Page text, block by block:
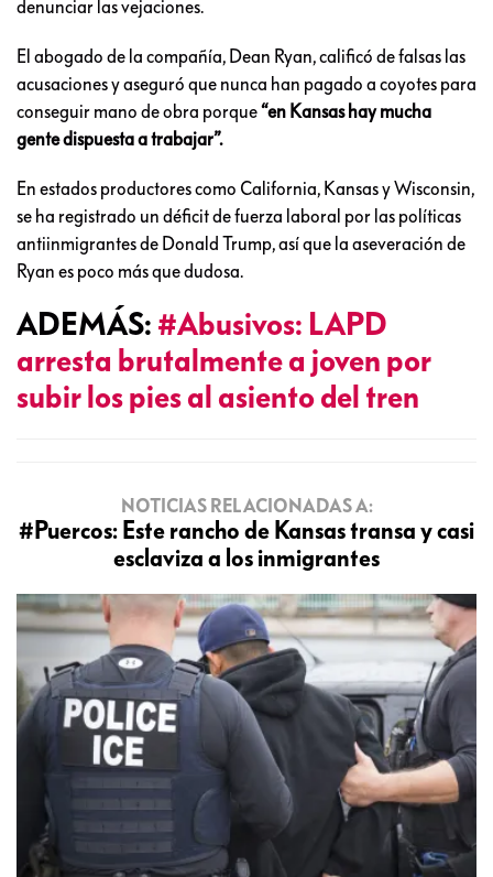
denunciar las vejaciones.
El abogado de la compañía, Dean Ryan, calificó de falsas las
acusaciones y aseguró que nunca han pagado a coyotes para
conseguir mano de obra porque“en Kansas hay mucha
gente dispuesta a trabajar”.
En estados productores como California, Kansas y Wisconsin,
se ha registrado un déficit de fuerza laboral por las políticas
antiinmigrantes de Donald Trump, así que la aseveración de
Ryan es poco más que dudosa.
ADEMÁS: #Abusivos: LAPD
arresta brutalmente a joven por
subir los pies al asiento del tren
NOTICIAS RELACIONADAS A:
#Puercos: Este rancho de Kansas transa y casi
esclaviza a los inmigrantes